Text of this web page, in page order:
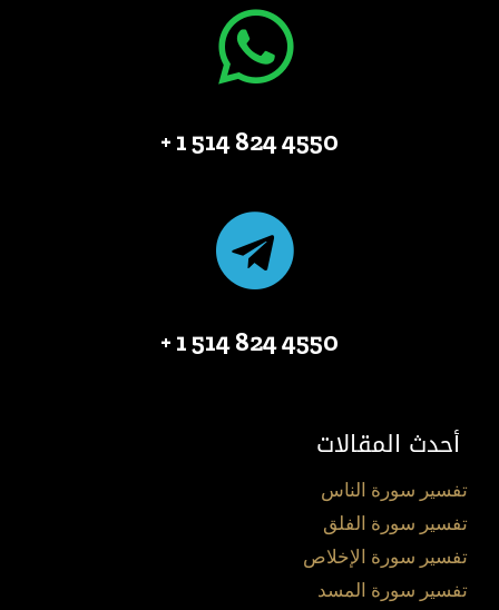
4550 824 514 1 +
4550 824 514 1 +
أحدث المقالات
تفسير سورة الناس
تفسير سورة الفلق
تفسير سورة الإخلاص
تفسير سورة المسد